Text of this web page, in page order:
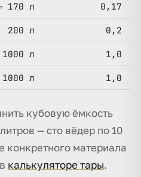
170 л 0,17
200 л 0,2
1000 л 1,0
1000 л 1,0
кубовую ёмкость
— сто вёдер по 10
конкретного материала
калькуляторе тары.